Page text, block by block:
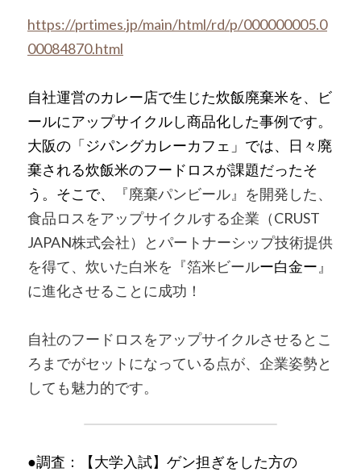
https://prtimes.jp/main/html/rd/p/000000005.0
00084870.html
自社運営のカレー店で生じた炊飯廃棄米を、ビ
ールにアップサイクルし商品化した事例です。
大阪の「ジパングカレーカフェ」では、日々廃
棄される炊飯米のフードロスが課題だったそ
う。そこで、
『廃棄パンビール』を開発した、
食品ロスをアップサイクルする企業（CRUST
JAPAN株式会社）とパートナーシップ技術提供
を得て、炊いた白米を『箔米ビールー白金ー 』
に進化させることに成功！
自社のフードロスをアップサイクルさせるとこ
ろまでがセットになっている点が、企業姿勢と
しても魅力的です。
●調査：【大学入試】ゲン担ぎをした方の